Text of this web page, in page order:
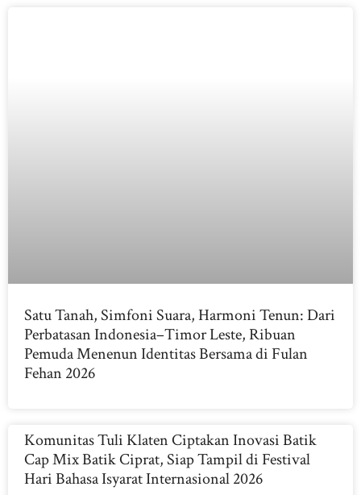
Satu Tanah, Simfoni Suara, Harmoni Tenun: Dari
Perbatasan Indonesia–Timor Leste, Ribuan
Pemuda Menenun Identitas Bersama di Fulan
Fehan 2026
Komunitas Tuli Klaten Ciptakan Inovasi Batik
Cap Mix Batik Ciprat, Siap Tampil di Festival
Hari Bahasa Isyarat Internasional 2026